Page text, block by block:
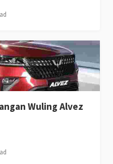
Wuling Alvez